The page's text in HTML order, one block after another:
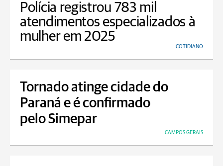
Polícia registrou 783 mil
atendimentos especializados à
mulher em 2025
COTIDIANO
Tornado atinge cidade do
Paraná e é confirmado
pelo Simepar
CAMPOS GERAIS